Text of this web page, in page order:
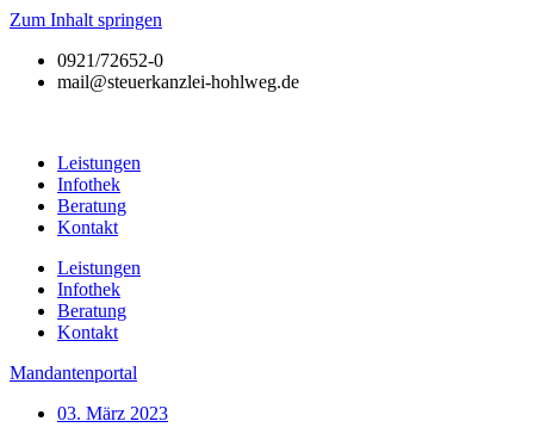
Zum Inhalt springen
0921/72652-0
mail@steuerkanzlei-hohlweg.de
Leistungen
Infothek
Beratung
Kontakt
Leistungen
Infothek
Beratung
Kontakt
Mandantenportal
03. März 2023